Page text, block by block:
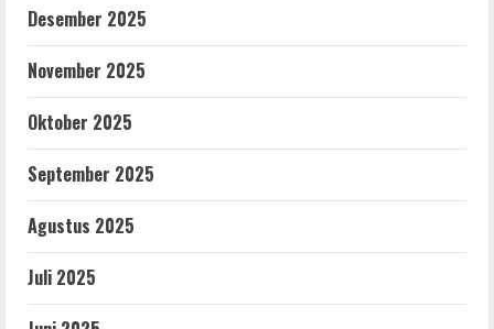
Desember 2025
November 2025
Oktober 2025
September 2025
Agustus 2025
Juli 2025